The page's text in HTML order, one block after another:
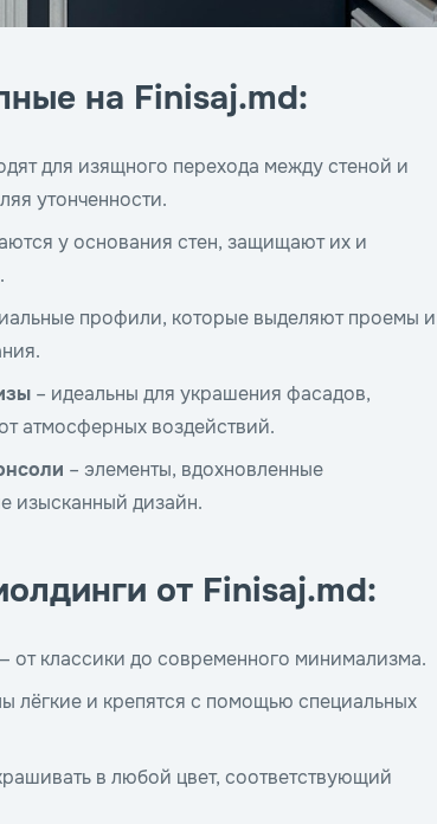
на Finisaj.md:
для изящного перехода между стеной и
утонченности.
у основания стен, защищают их и
профили, которые выделяют проемы и
– идеальны для украшения фасадов,
атмосферных воздействий.
– элементы, вдохновленные
изысканный дизайн.
от Finisaj.md:
от классики до современного минимализма.
лёгкие и крепятся с помощью специальных
в любой цвет, соответствующий